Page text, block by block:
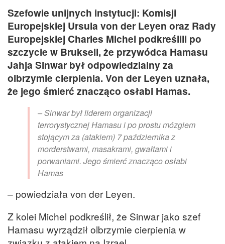
Szefowie unijnych instytucji: Komisji
Europejskiej Ursula von der Leyen oraz Rady
Europejskiej Charles Michel podkreślili po
szczycie w Brukseli, że przywódca Hamasu
Jahja Sinwar był odpowiedzialny za
olbrzymie cierpienia. Von der Leyen uznała,
że jego śmierć znacząco osłabi Hamas.
– Sinwar był liderem organizacji
terrorystycznej Hamasu i po prostu mózgiem
stojącym za (atakiem) 7 października z
morderstwami, masakrami, gwałtami i
porwaniami. Jego śmierć znacząco osłabi
Hamas
– powiedziała von der Leyen.
Z kolei Michel podkreślił, że Sinwar jako szef
Hamasu wyrządził olbrzymie cierpienia w